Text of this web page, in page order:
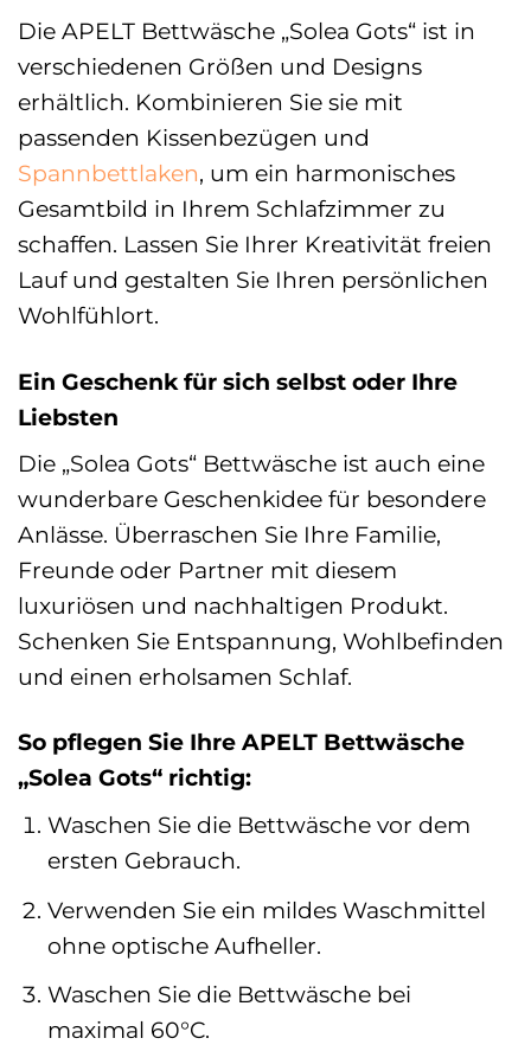
Die APELT Bettwäsche „Solea Gots“ ist in
verschiedenen Größen und Designs
erhältlich. Kombinieren Sie sie mit
passenden Kissenbezügen und
Spannbettlaken, um ein harmonisches
Gesamtbild in Ihrem Schlafzimmer zu
schaffen. Lassen Sie Ihrer Kreativität freien
Lauf und gestalten Sie Ihren persönlichen
Wohlfühlort.
Ein Geschenk für sich selbst oder Ihre
Liebsten
Die „Solea Gots“ Bettwäsche ist auch eine
wunderbare Geschenkidee für besondere
Anlässe. Überraschen Sie Ihre Familie,
Freunde oder Partner mit diesem
luxuriösen und nachhaltigen Produkt.
Schenken Sie Entspannung, Wohlbefinden
und einen erholsamen Schlaf.
So pflegen Sie Ihre APELT Bettwäsche
„Solea Gots“ richtig:
Waschen Sie die Bettwäsche vor dem
ersten Gebrauch.
Verwenden Sie ein mildes Waschmittel
ohne optische Aufheller.
Waschen Sie die Bettwäsche bei
maximal 60°C.